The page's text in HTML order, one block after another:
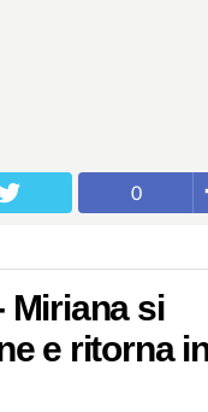
0
Miriana si
e ritorna